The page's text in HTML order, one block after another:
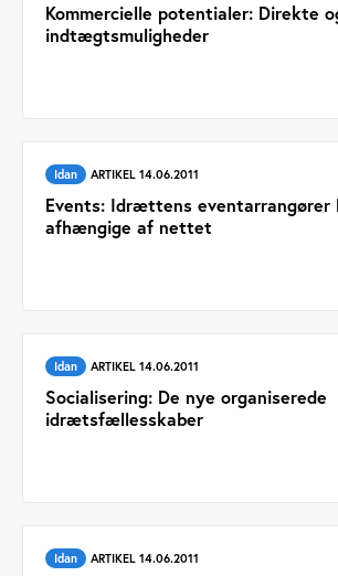
Kommercielle potentialer: Direkte
indtægtsmuligheder
Idan ARTIKEL 14.06.2011
Events: Idrættens eventarrangører
afhængige af nettet
Idan ARTIKEL 14.06.2011
Socialisering: De nye organiserede
idrætsfællesskaber
Idan ARTIKEL 14.06.2011